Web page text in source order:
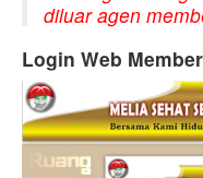
diluar agen
Login Web Member